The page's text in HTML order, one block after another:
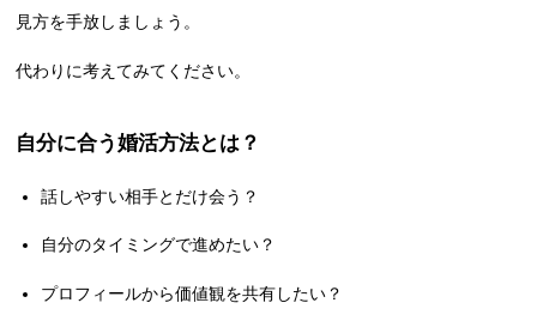
見方を手放しましょう。
代わりに考えてみてください。
自分に合う婚活方法とは？
話しやすい相手とだけ会う？
自分のタイミングで進めたい？
プロフィールから価値観を共有したい？